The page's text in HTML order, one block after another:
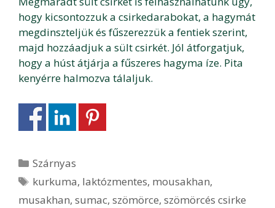
hogy kicsontozzuk a csirkedarabokat, a hagymát
megdinszteljük és fűszerezzük a fentiek szerint,
majd hozzáadjuk a sült csirkét. Jól átforgatjuk,
hogy a húst átjárja a fűszeres hagyma íze. Pita
kenyérre halmozva tálaljuk.
Kategória
Szárnyas
Címkék
kurkuma, laktózmentes, mousakhan,
musakhan, sumac, szömörce, szömörcés csirke